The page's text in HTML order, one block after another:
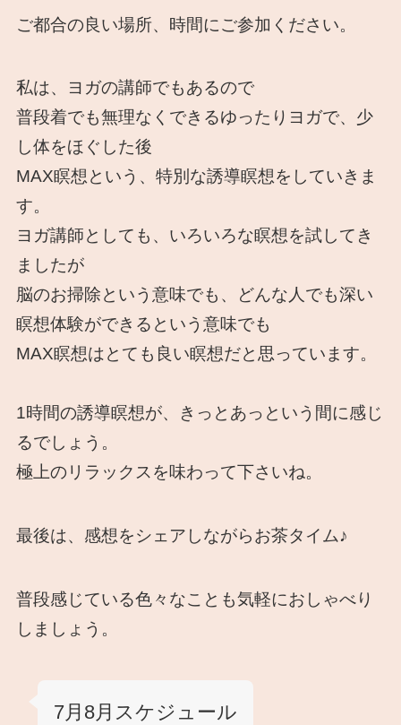
ご都合の良い場所、時間にご参加ください。
私は、ヨガの講師でもあるので
普段着でも無理なくできるゆったりヨガで、少
し体をほぐした後
MAX瞑想という、特別な誘導瞑想をしていきま
す。
ヨガ講師としても、いろいろな瞑想を試してき
ましたが
脳のお掃除という意味でも、どんな人でも深い
瞑想体験ができるという意味でも
MAX瞑想はとても良い瞑想だと思っています。
1時間の誘導瞑想が、きっとあっという間に感じ
るでしょう。
極上のリラックスを味わって下さいね。
最後は、感想をシェアしながらお茶タイム♪
普段感じている色々なことも気軽におしゃべり
しましょう。
7月8月スケジュール